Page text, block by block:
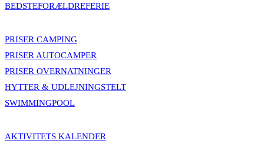
BEDSTEFORÆLDREFERIE
PRISER CAMPING
PRISER AUTOCAMPER
PRISER OVERNATNINGER
HYTTER & UDLEJNINGSTELT
SWIMMINGPOOL
AKTIVITETS KALENDER